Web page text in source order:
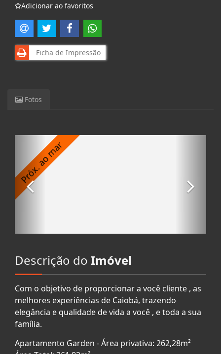
Adicionar ao favoritos
Ficha de Impressão
Fotos
Descrição do Imóvel
Com o objetivo de proporcionar a você cliente , as
melhores experiências de Caiobá, trazendo
elegância e qualidade de vida a você , e toda a sua
família.
Apartamento Garden - Área privativa: 262,28m²